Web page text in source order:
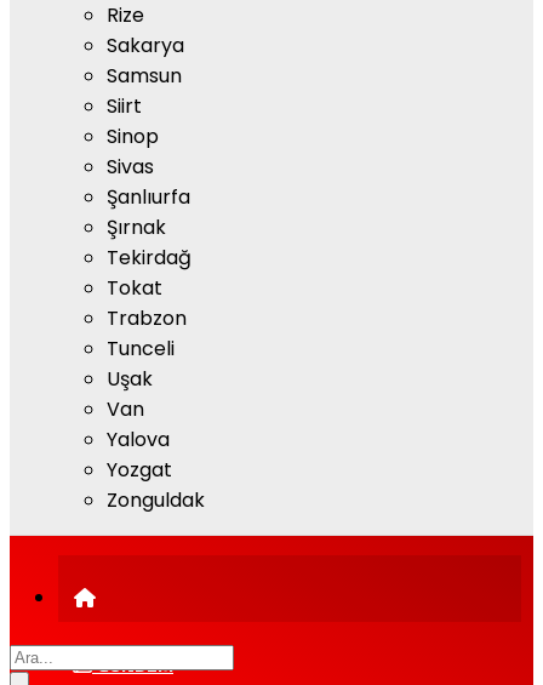
Rize
Sakarya
Samsun
Siirt
Sinop
Sivas
Şanlıurfa
Şırnak
Tekirdağ
Tokat
Trabzon
Tunceli
Uşak
Van
Yalova
Yozgat
Zonguldak
GÜNDEM